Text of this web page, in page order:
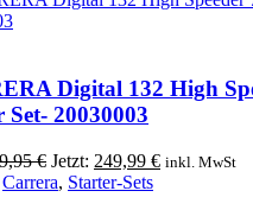
Digital 132 High
Set- 20030003
€ Ursprünglicher
Preis
Jetzt: 249,99 €Aktueller
inkl. MwSt
Carrera, Starter-Sets